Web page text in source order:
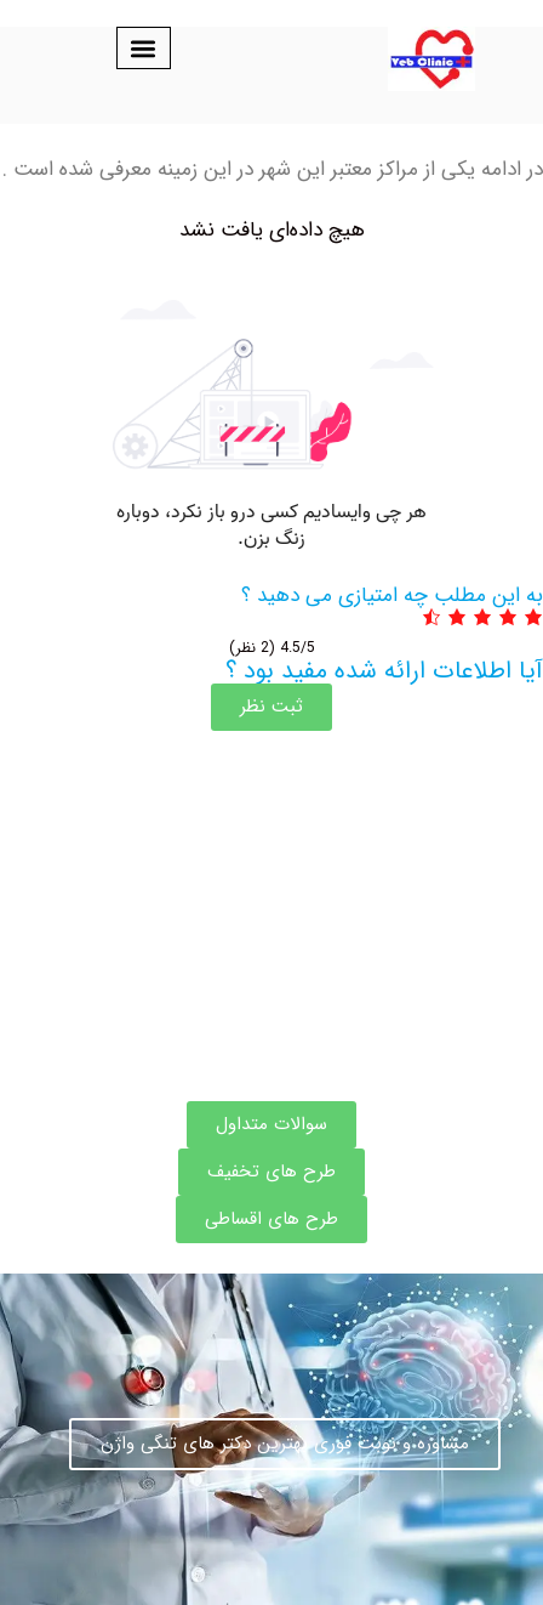
یکی از مراکز معتبر این شهر در این زمینه معرفی شده است .
هیچ داده‌ای یافت نشد
چه امتیازی می دهید ؟
ارائه شده مفید بود ؟
سوالات متداول
طرح های تخفیف
طرح های اقساطی
مشاوره و نوبت فوری بهترین دکتر های تنگی واژن